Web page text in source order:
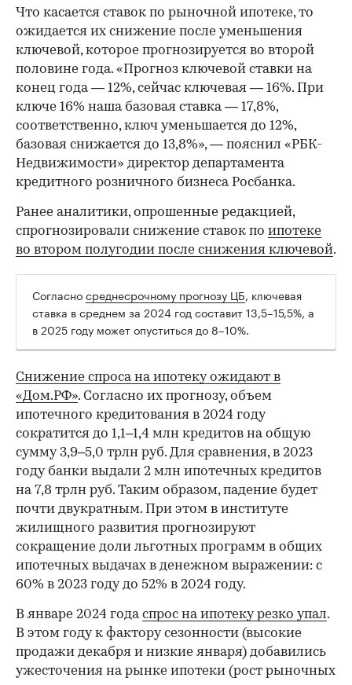
Что касается ставок по рыночной ипотеке, то
ожидается их снижение после уменьшения
ключевой, которое прогнозируется во второй
половине года. «Прогноз ключевой ставки на
конец года — 12%, сейчас ключевая — 16%. При
ключе 16% наша базовая ставка — 17,8%,
соответственно, ключ уменьшается до 12%,
базовая снижается до 13,8%», — пояснил «РБК-
Недвижимости» директор департамента
кредитного розничного бизнеса Росбанка.
Ранее аналитики, опрошенные редакцией,
спрогнозировали снижение ставок по ипотеке
во втором полугодии после снижения ключевой.
Согласносреднесрочному прогнозу ЦБ, ключевая
ставка в среднем за 2024 год составит 13,5–15,5%, а
в 2025 году может опуститься до 8–10%.
Снижение спроса на ипотеку ожидают в
«Дом.РФ». Согласно их прогнозу, объем
ипотечного кредитования в 2024 году
сократится до 1,1–1,4 млн кредитов на общую
сумму 3,9–5,0 трлн руб. Для сравнения, в 2023
году банки выдали 2 млн ипотечных кредитов
на 7,8 трлн руб. Таким образом, падение будет
почти двукратным. При этом в институте
жилищного развития прогнозируют
сокращение доли льготных программ в общих
ипотечных выдачах в денежном выражении: с
60% в 2023 году до 52% в 2024 году.
В январе 2024 годаспрос на ипотеку резко упал.
В этом году к фактору сезонности (высокие
продажи декабря и низкие января) добавились
ужесточения на рынке ипотеки (рост рыночных